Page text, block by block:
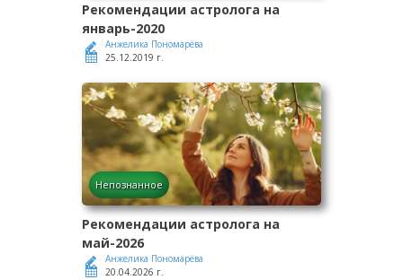
Рекомендации астролога на
январь-2020
Анжелика Пономарёва
25.12.2019 г.
Непознанное
Рекомендации астролога на
май-2026
Анжелика Пономарёва
20.04.2026 г.